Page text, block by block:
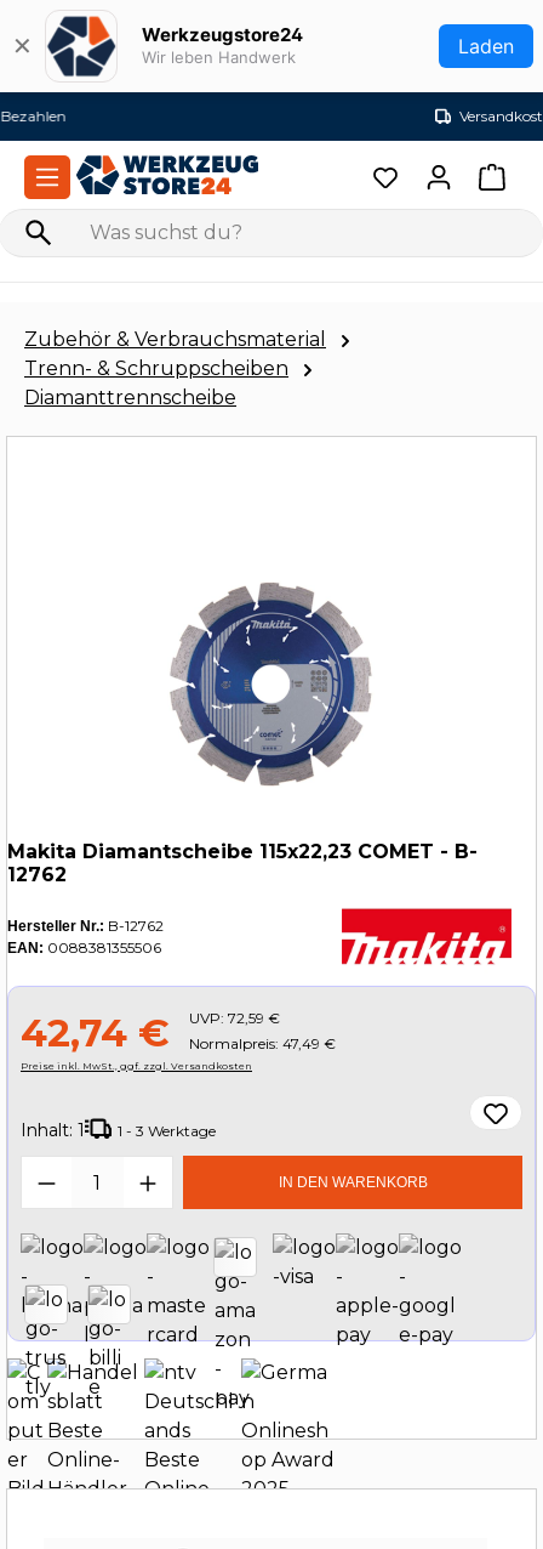
Zum Hauptinhalt springen
✕ Werkzeugstore24
Wir leben Handwerk Laden
Zubehör & Verbrauchsmaterial
Trenn- & Schruppscheiben
Diamanttrennscheibe
Makita Diamantscheibe 115x22,23 COMET - B-
12762
Hersteller Nr.: B-12762
EAN: 0088381355506
42,74 € UVP: 72,59 €
Normalpreis: 47,49 €
Preise inkl. MwSt., ggf. zzgl. Versandkosten
Inhalt: 1 1 - 3 Werktage
Produkt Anzahl: Gib denIN DEN WARENKORB